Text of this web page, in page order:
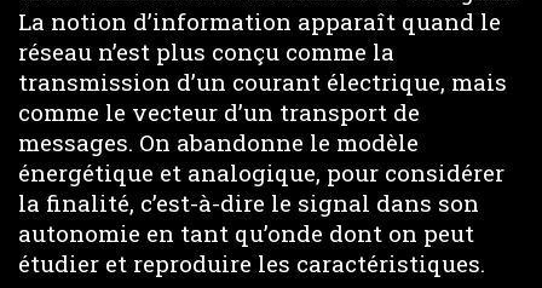
La notion d’information apparaît quand le
réseau n’est plus conçu comme la
transmission d’un courant électrique, mais
comme le vecteur d’un transport de
messages. On abandonne le modèle
énergétique et analogique, pour considérer
la finalité, c’est-à-dire le signal dans son
autonomie en tant qu’onde dont on peut
étudier et reproduire les caractéristiques.